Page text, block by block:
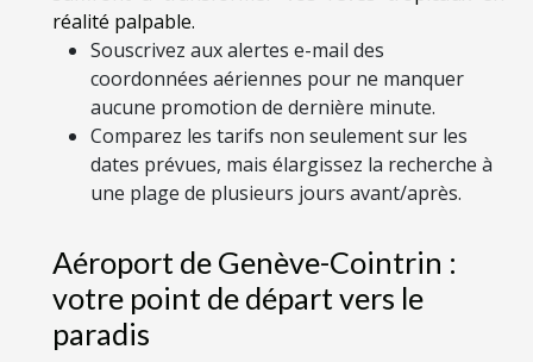
réalité palpable.
Souscrivez aux alertes e-mail des
coordonnées aériennes pour ne manquer
aucune promotion de dernière minute.
Comparez les tarifs non seulement sur les
dates prévues, mais élargissez la recherche à
une plage de plusieurs jours avant/après.
Aéroport de Genève-Cointrin :
votre point de départ vers le
paradis